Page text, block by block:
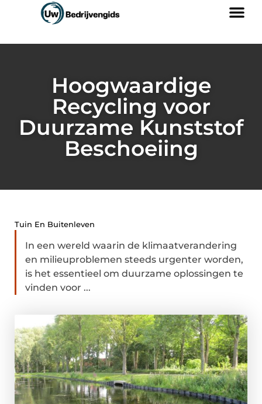
Hoogwaardige
Recycling voor
Duurzame Kunststof
Beschoeiing
Tuin En Buitenleven
In een wereld waarin de klimaatverandering
en milieuproblemen steeds urgenter worden,
is het essentieel om duurzame oplossingen te
vinden voor ...